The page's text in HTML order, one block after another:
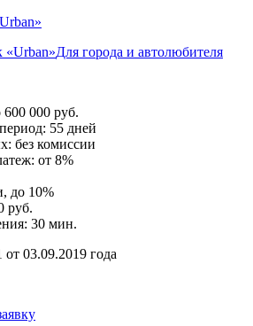
Для города и автолюбителя
000 руб.
55 дней
без комиссии
от 8%
до 10%
руб.
30 мин.
03.09.2019 года